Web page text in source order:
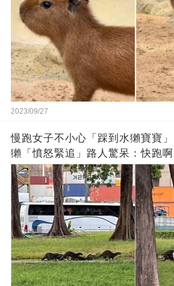
2023/09/27
慢跑女子不小心「踩到水獺寶寶
獺「憤怒緊追」路人驚呆：快跑啊